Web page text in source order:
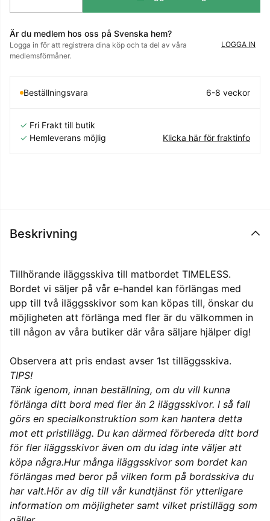
Är du medlem hos oss på Svenska hem?
Logga in för att registrera dina köp och ta del av våra
medlemsförmåner.
LOGGA IN
Beställningsvara 6-8 veckor
✓ Fri Frakt till butik
✓ Hemleverans möjlig Klicka här för fraktinfo
Beskrivning
Tillhörande iläggsskiva till matbordet TIMELESS.
Bordet vi säljer på vår e-handel kan förlängas med
upp till två iläggsskivor som kan köpas till, önskar du
möjligheten att förlänga med fler är du välkommen in
till någon av våra butiker där våra säljare hjälper dig!
Observera att pris endast avser 1st tilläggsskiva.
TIPS!
Tänk igenom, innan beställning, om du vill kunna
förlänga ditt bord med fler än 2 iläggsskivor. I så fall
görs en specialkonstruktion som kan hantera detta
mot ett pristillägg. Du kan därmed förbereda ditt bord
för fler iläggsskivor även om du idag inte väljer att
köpa några.Hur många iläggsskivor som bordet kan
förlängas med beror på vilken form på bordsskiva du
har valt.Hör av dig till vår kundtjänst för ytterligare
information om möjligheter samt vilket pristillägg som